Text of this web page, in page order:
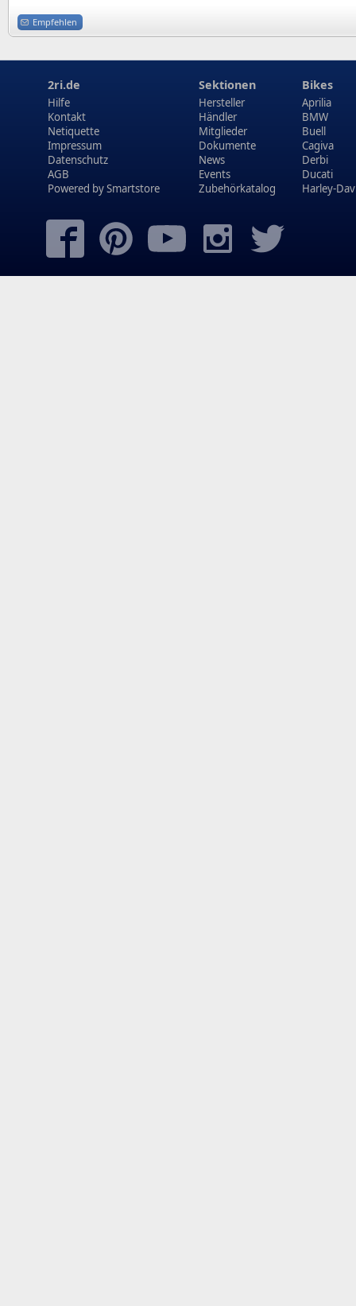
Empfehlen
2ri.de
Hilfe
Kontakt
Netiquette
Impressum
Datenschutz
AGB
Powered bySmartstore
Sektionen
Hersteller
Händler
Mitglieder
Dokumente
News
Events
Zubehörkatalog
Bikes
Aprilia
BMW
Buell
Cagiva
Derbi
Ducati
Harley-